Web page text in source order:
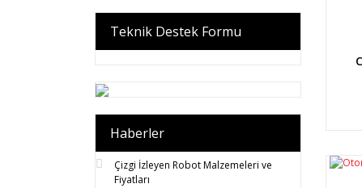
Teknik Destek Formu
Haberler
Çizgi İzleyen Robot Malzemeleri ve
Fiyatları